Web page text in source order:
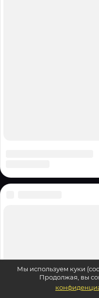
Мы используем куки
Продолжая, вы